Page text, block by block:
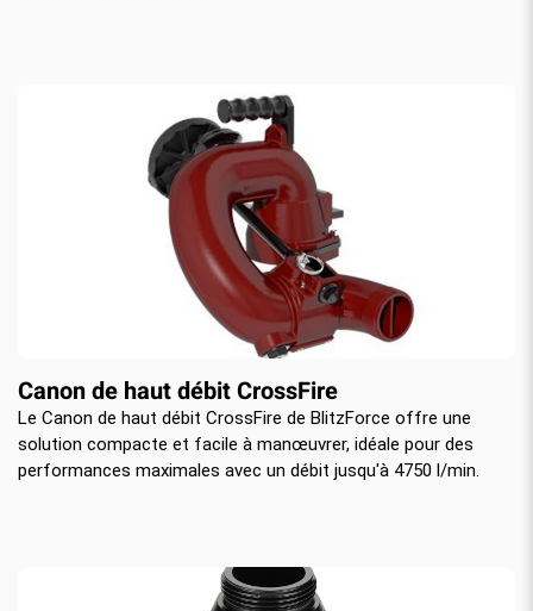
Canon de haut débit CrossFire
Le Canon de haut débit CrossFire de BlitzForce offre une
solution compacte et facile à manœuvrer, idéale pour des
performances maximales avec un débit jusqu'à 4750 l/min.